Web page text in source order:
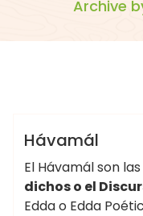
Archive
ANTIGUAS
BOTICA DE LA BRUJA
MITOLOGÍA ESLAVA
MITOLOGÍA
Hávamál
El Hávamál son
dichos o el
Edda o Edda